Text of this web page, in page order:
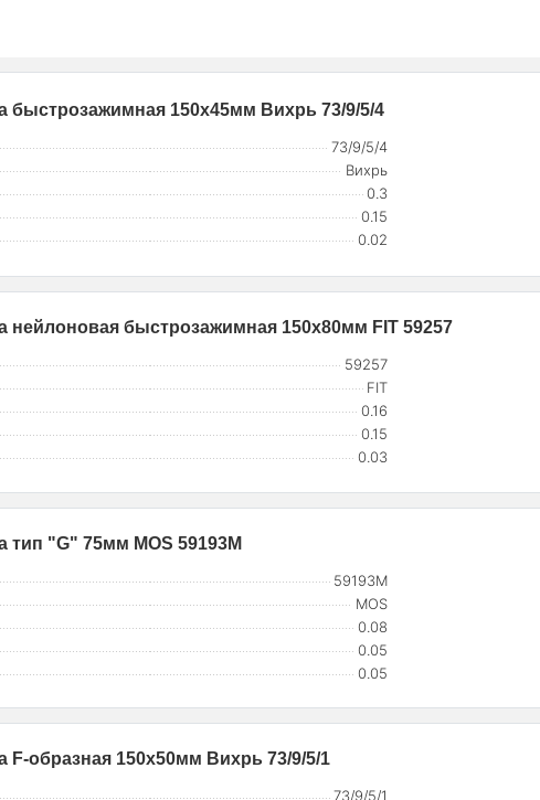
быстрозажимная 150х45мм Вихрь 73/9/5/4
73/9/5/4
Вихрь
0.3
0.15
0.02
нейлоновая быстрозажимная 150х80мм FIT 59257
59257
FIT
0.16
0.15
0.03
тип "G" 75мм MOS 59193М
59193М
MOS
0.08
0.05
0.05
F-образная 150х50мм Вихрь 73/9/5/1
73/9/5/1